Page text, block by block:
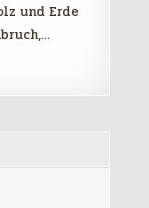
und Erde